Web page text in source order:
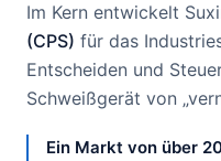
Im Kern entwickelt
(CPS) für das
Entscheiden und
Schweißgerät von
Ein Markt von über